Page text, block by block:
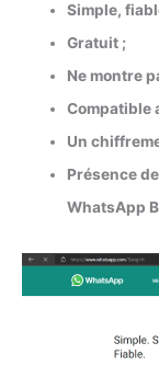
Simple,
Gratuit ;
Ne montre
Compatible
Un
Présence
WhatsApp